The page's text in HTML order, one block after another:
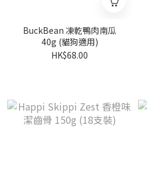
BuckBean 凍乾鴨肉南瓜
40g (貓狗適用)
HK$68.00